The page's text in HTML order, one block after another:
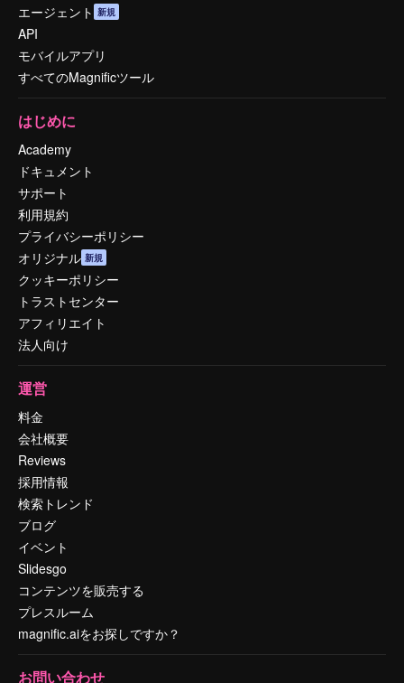
エージェント 新規
API
モバイルアプリ
すべてのMagnificツール
はじめに
Academy
ドキュメント
サポート
利用規約
プライバシーポリシー
オリジナル 新規
クッキーポリシー
トラストセンター
アフィリエイト
法人向け
運営
料金
会社概要
Reviews
採用情報
検索トレンド
ブログ
イベント
Slidesgo
コンテンツを販売する
プレスルーム
magnific.aiをお探しですか？
お問い合わせ